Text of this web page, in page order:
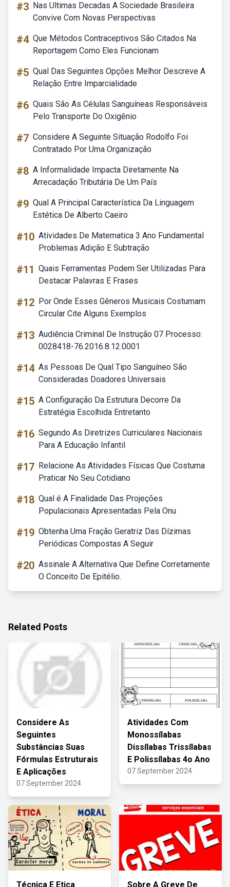
#3 Nas Ultimas Decadas A Sociedade Brasileira
Convive Com Novas Perspectivas
#4 Que Métodos Contraceptivos São Citados Na
Reportagem Como Eles Funcionam
#5 Qual Das Seguintes Opções Melhor Descreve A
Relação Entre Imparcialidade
#6 Quais São As Células Sanguíneas Responsáveis
Pelo Transporte Do Oxigênio
#7 Considere A Seguinte Situação Rodolfo Foi
Contratado Por Uma Organização
#8 A Informalidade Impacta Diretamente Na
Arrecadação Tributária De Um País
#9 Qual A Principal Característica Da Linguagem
Estética De Alberto Caeiro
#10 Atividades De Matematica 3 Ano Fundamental
Problemas Adição E Subtração
#11 Quais Ferramentas Podem Ser Utilizadas Para
Destacar Palavras E Frases
#12 Por Onde Esses Gêneros Musicais Costumam
Circular Cite Alguns Exemplos
#13 Audiência Criminal De Instrução 07 Processo:
0028418-76.2016.8.12.0001
#14 As Pessoas De Qual Tipo Sanguíneo São
Consideradas Doadores Universais
#15 A Configuração Da Estrutura Decorre Da
Estratégia Escolhida Entretanto
#16 Segundo As Diretrizes Curriculares Nacionais
Para A Educação Infantil
#17 Relacione As Atividades Físicas Que Costuma
Praticar No Seu Cotidiano
#18 Qual é A Finalidade Das Projeções
Populacionais Apresentadas Pela Onu
#19 Obtenha Uma Fração Geratriz Das Dízimas
Periódicas Compostas A Seguir
#20 Assinale A Alternativa Que Define Corretamente
O Conceito De Epitélio.
Related Posts
Considere As
Seguintes
Substâncias Suas
Fórmulas Estruturais
E Aplicações
07 September 2024
Atividades Com
Monossílabas
Dissílabas Trissílabas
E Polissílabas 4o Ano
07 September 2024
Técnica E Etica Sobre A Greve De